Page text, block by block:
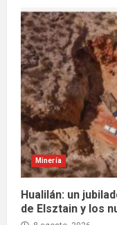
Minería
Hualilán: un
de Elsztain y los